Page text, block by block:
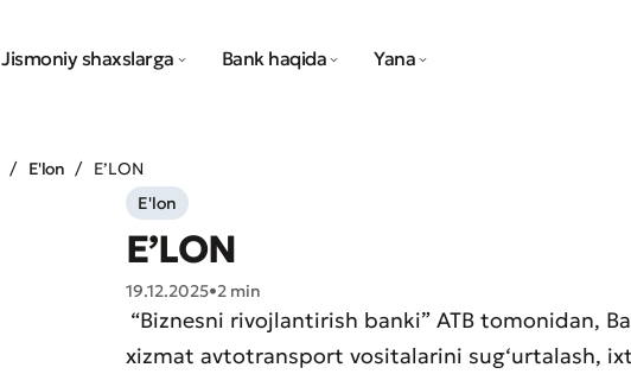
Jismoniy shaxslarga Bank haqida Yana
E'lon
E’LON
E'lon
E’LON
19.12.2025•2 min
“Biznesni rivojlantirish banki” ATB tomonidan,
xizmat avtotransport vositalarini sug‘urtalash,